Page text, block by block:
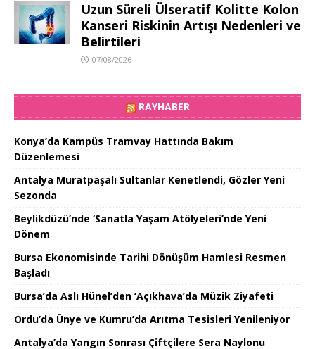
Uzun Süreli Ülseratif Kolitte Kolon
Kanseri Riskinin Artışı Nedenleri ve
Belirtileri
07/08/2026
RAYHABER
Konya’da Kampüs Tramvay Hattında Bakım
Düzenlemesi
Antalya Muratpaşalı Sultanlar Kenetlendi, Gözler Yeni
Sezonda
Beylikdüzü’nde ‘Sanatla Yaşam Atölyeleri’nde Yeni
Dönem
Bursa Ekonomisinde Tarihi Dönüşüm Hamlesi Resmen
Başladı
Bursa’da Aslı Hünel’den ‘Açıkhava’da Müzik Ziyafeti
Ordu’da Ünye ve Kumru’da Arıtma Tesisleri Yenileniyor
Antalya’da Yangın Sonrası Çiftçilere Sera Naylonu